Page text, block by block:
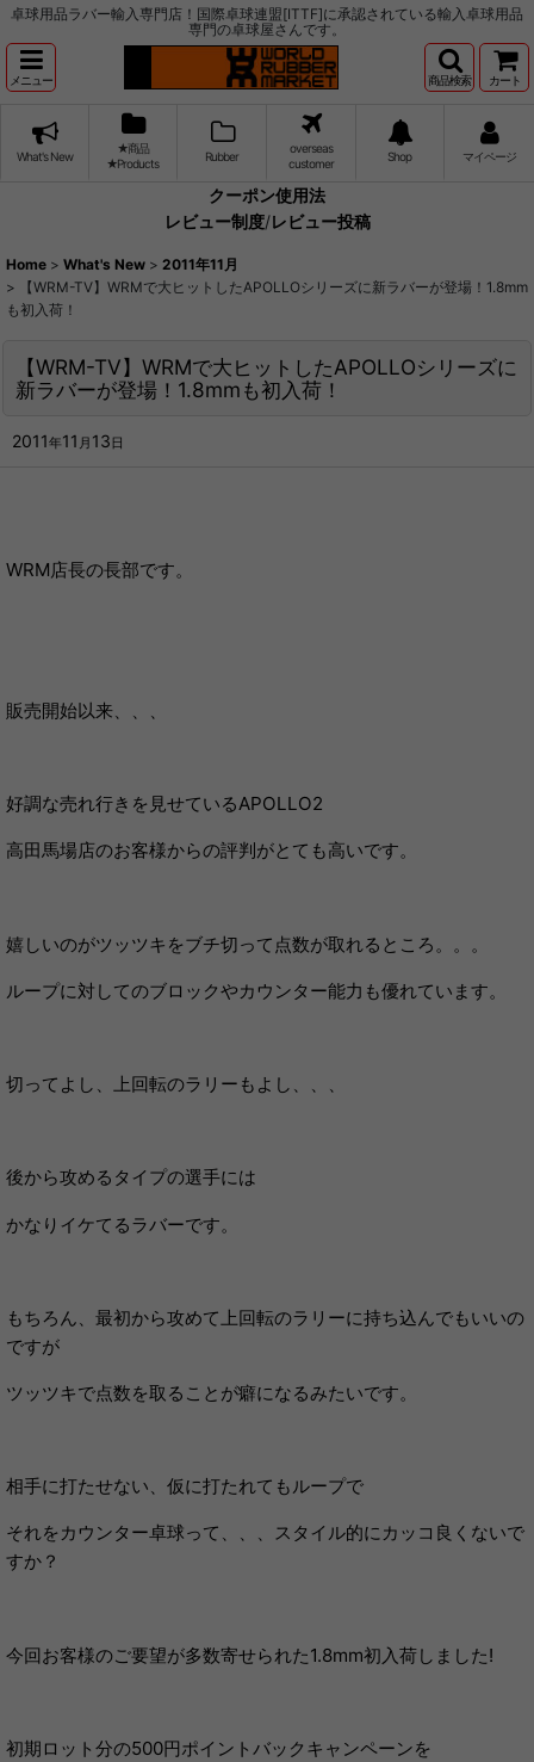
卓球用品ラバー輸入専門店！国際卓球連盟[ITTF]に承認されている輸入卓球用品
専門の卓球屋さんです。
メニュー 商品検索 カート
What's New
★商品
★Products
Rubber
overseas
customer
Shop マイページ
クーポン使用法
レビュー制度/レビュー投稿
Home > What's New > 2011年11月
>
【WRM-TV】WRMで大ヒットしたAPOLLOシリーズに新ラバーが登場！1.8mm
も初入荷！
【WRM-TV】WRMで大ヒットしたAPOLLOシリーズに
新ラバーが登場！1.8mmも初入荷！
2011年11 月 13 日
WRM店長の長部です。
販売開始以来、、、
好調な売れ行きを見せているAPOLLO2
高田馬場店のお客様からの評判がとても高いです。
嬉しいのがツッツキをブチ切って点数が取れるところ。。。
ループに対してのブロックやカウンター能力も優れています。
切ってよし、上回転のラリーもよし、、、
後から攻めるタイプの選手には
かなりイケてるラバーです。
もちろん、最初から攻めて上回転のラリーに持ち込んでもいいの
ですが
ツッツキで点数を取ることが癖になるみたいです。
相手に打たせない、仮に打たれてもループで
それをカウンター卓球って、、、スタイル的にカッコ良くないで
すか？
今回お客様のご要望が多数寄せられた1.8mm初入荷しました!
初期ロット分の500円ポイントバックキャンペーンを